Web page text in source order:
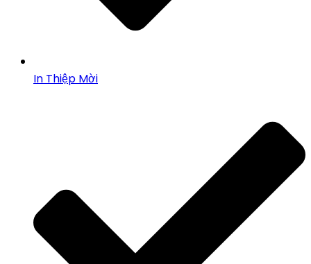
In Thiệp Mời